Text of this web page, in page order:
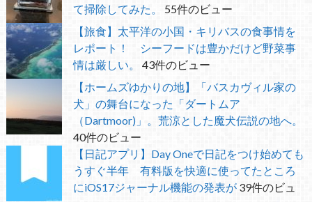
て掃除してみた。
55件のビュー
【旅食】太平洋の小国・キリバスの食事情を
レポート！ シーフードは豊かだけど野菜事
情は厳しい。
43件のビュー
【ホームズゆかりの地】「バスカヴィル家の
犬」の舞台になった「ダートムア
（Dartmoor)」。荒涼とした魔犬伝説の地へ。
40件のビュー
【日記アプリ】Day Oneで日記をつけ始めても
うすぐ半年 有料版を快適に使ってたところ
にiOS17ジャーナル機能の発表が 39件のビュ